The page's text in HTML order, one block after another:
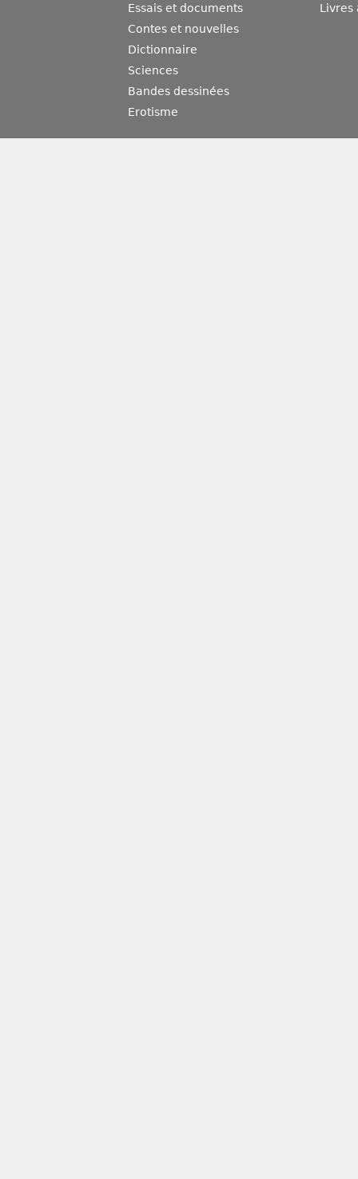
Essais et documents
Contes et nouvelles
Dictionnaire
Sciences
Bandes dessinées
Erotisme
Livres